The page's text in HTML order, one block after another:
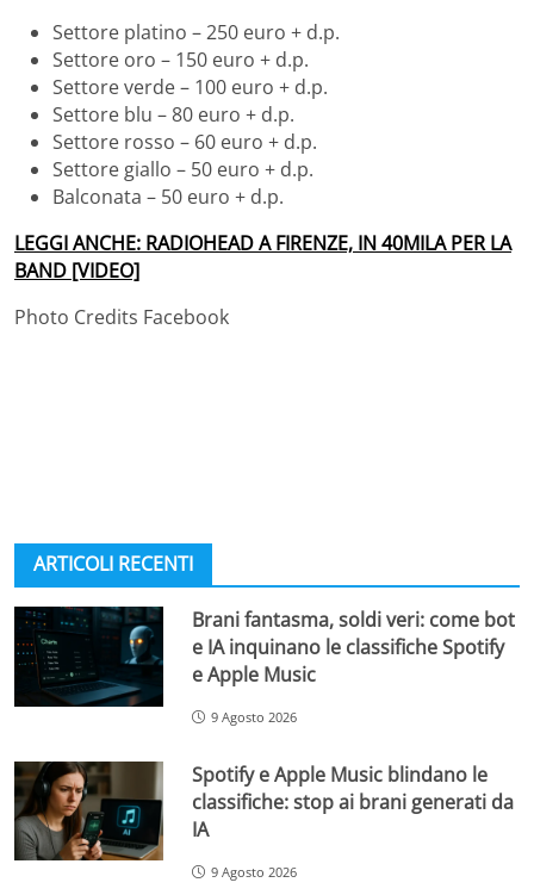
Settore platino – 250 euro + d.p.
Settore oro – 150 euro + d.p.
Settore verde – 100 euro + d.p.
Settore blu – 80 euro + d.p.
Settore rosso – 60 euro + d.p.
Settore giallo – 50 euro + d.p.
Balconata – 50 euro + d.p.
LEGGI ANCHE: RADIOHEAD A FIRENZE, IN 40MILA PER LA
BAND [VIDEO]
Photo Credits Facebook
ARTICOLI RECENTI
Brani fantasma, soldi veri: come bot
e IA inquinano le classifiche Spotify
e Apple Music
9 Agosto 2026
Spotify e Apple Music blindano le
classifiche: stop ai brani generati da
IA
9 Agosto 2026